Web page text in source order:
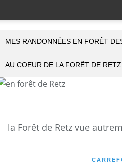
MES RANDONNÉES EN FORÊT
AU COEUR DE LA FORÊT DE RETZ